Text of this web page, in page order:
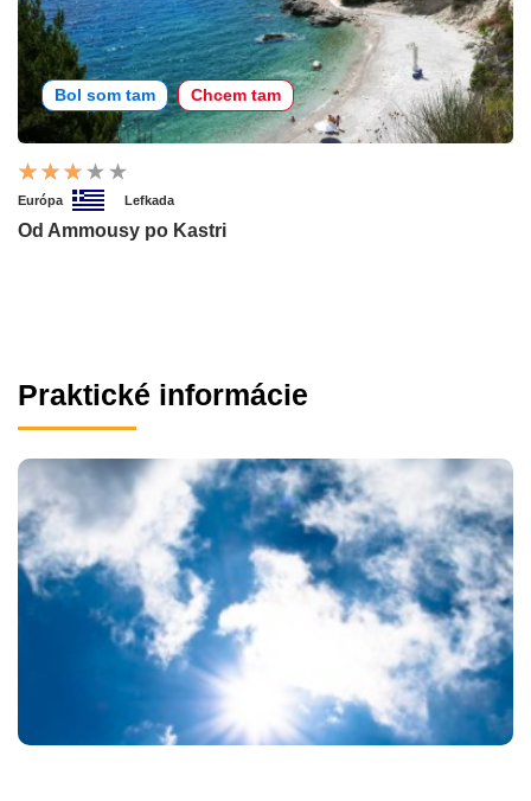
Bol som tam Chcem tam
Európa Lefkada
Od Ammousy po Kastri
Praktické informácie